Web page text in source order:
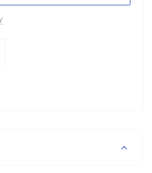
влагостойким
обработке краев